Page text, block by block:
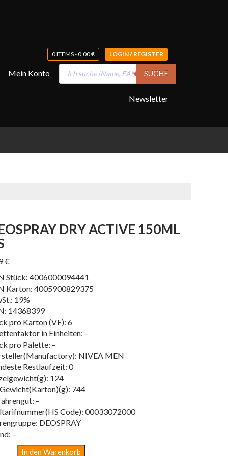
0 ITEMS -0,00€ LOGIN / REGISTER
Mein Konto
Products
search
SUCHE
Newsletter
DRY ACTIVE 150ML
€
Stück: 4006000094441
Karton: 4005900829375
19%
14368399
pro Karton (VE): 6
in Einheiten: –
pro Palette: –
NIVEA MEN
Restlaufzeit: 0
124
744
–
Code): 00033072000
DEOSPRAY
–
In den Warenkorb